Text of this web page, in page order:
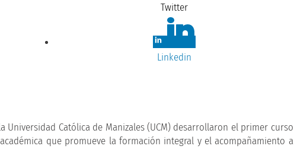
Twitter
Linkedin
Universidad Católica de Manizales (UCM) desarrollaron el primer curso
que promueve la formación integral y el acompañamiento a